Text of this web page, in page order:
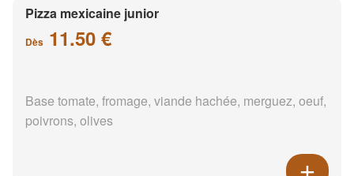
Pizza mexicaine junior
Dès 11.50 €
Base tomate, fromage, viande hachée, merguez, oeuf,
poivrons, olives